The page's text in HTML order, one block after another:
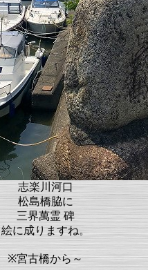
志楽川河口
松島橋脇に
三界萬霊 碑
絵に成りますね。
※宮古橋から～